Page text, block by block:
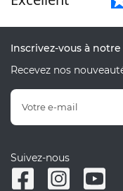
Inscrivez-vous à
Recevez nos
Suivez-nous